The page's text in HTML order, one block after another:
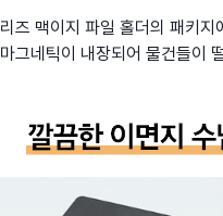
리즈 맥이지 파일 홀더의 패키
마그네틱이 내장되어 물건들이